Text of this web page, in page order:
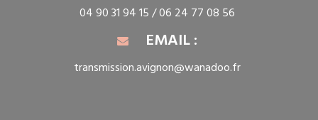
04 90 31 94 15 /06 24 77 08 56
EMAIL :
transmission.avignon@wanadoo.fr